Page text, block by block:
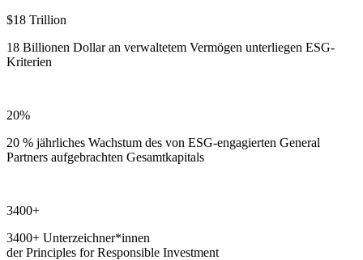
$18 Trillion
18 Billionen Dollar an verwaltetem Vermögen unterliegen ESG-
Kriterien
20%
20 % jährliches Wachstum des von ESG-engagierten General
Partners aufgebrachten Gesamtkapitals
3400+
3400+ Unterzeichner*innen
der Principles for Responsible Investment